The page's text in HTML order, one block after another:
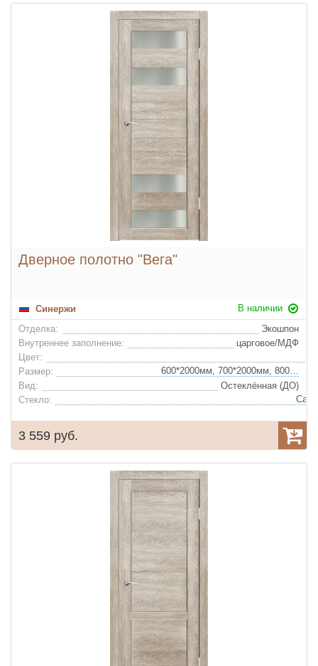
Дверное полотно "Вега"
Синержи
В наличии
Отделка:
Экошпон
Внутреннее заполнение:
царговое/МДФ
Цвет:
Размер:
600*2000мм, 700*2000мм, 800*2000мм, 900*2000мм
Вид:
Остеклённая (ДО)
Стекло:
3 559 руб.